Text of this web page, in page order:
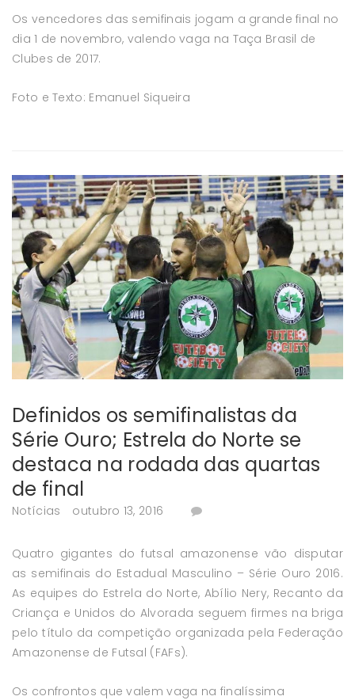
Os vencedores das semifinais jogam a grande final no
dia 1 de novembro, valendo vaga na Taça Brasil de
Clubes de 2017.
Foto e Texto: Emanuel Siqueira
Definidos os semifinalistas da
Série Ouro; Estrela do Norte se
destaca na rodada das quartas
de final
Notícias outubro 13, 2016
Quatro gigantes do futsal amazonense vão disputar
as semifinais do Estadual Masculino – Série Ouro 2016.
As equipes do Estrela do Norte, Abílio Nery, Recanto da
Criança e Unidos do Alvorada seguem firmes na briga
pelo título da competição organizada pela Federação
Amazonense de Futsal (FAFs).
Os confrontos que valem vaga na finalíssima